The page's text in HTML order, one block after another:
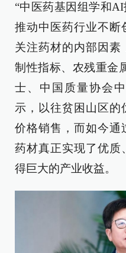
“中医药基因组学和
推动中医药行业不断
关注药材的内部因素
制性指标、农残重金
士、中国质量协会
示，以往贫困山区的
价格销售，而如今通
药材真正实现了优质
得巨大的产业收益。